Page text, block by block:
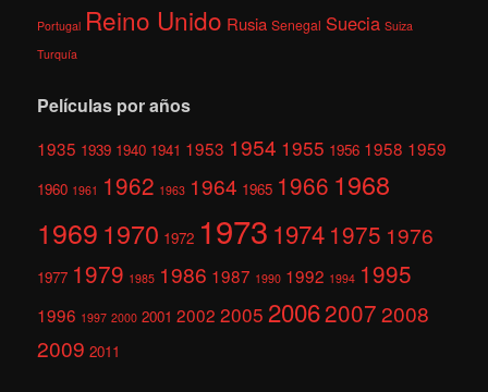
Portugal Reino Unido Rusia Senegal Suecia Suiza
Turquía
Películas por años
1935 1939 1940 1941 1953 1954 1955 1956 1958 1959
1960 1961 1962 1963 1964 1965 1966 1968
1969 1970 1972 1973 1974 1975 1976
1977 1979 1985 1986 1987 1990 1992 1994 1995
1996 1997 2000 2001 2002 2005 200620072008
2009 2011